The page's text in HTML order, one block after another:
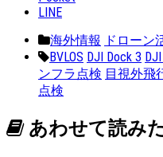
LINE
海外情報 ドローン
BVLOS DJI Dock 3
ンフラ点検 目視外飛
点検
あわせて読み